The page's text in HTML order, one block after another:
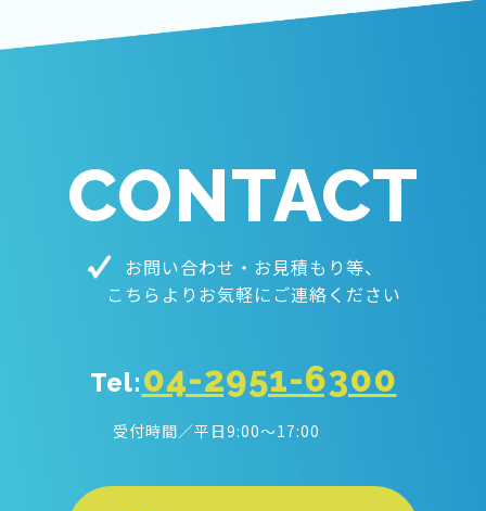
CONTACT
お問い合わせ・お見積もり等、
こちらよりお気軽にご連絡ください
Tel:04-2951-6300
受付時間／平日9:00〜17:00